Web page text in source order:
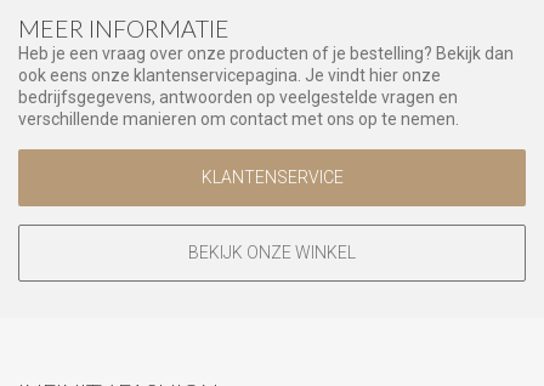
MEER INFORMATIE
Heb je een vraag over onze producten of je bestelling? Bekijk dan
ook eens onze klantenservicepagina. Je vindt hier onze
bedrijfsgegevens, antwoorden op veelgestelde vragen en
verschillende manieren om contact met ons op te nemen.
KLANTENSERVICE
BEKIJK ONZE WINKEL